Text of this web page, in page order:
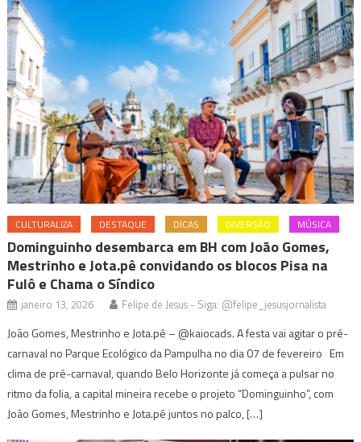
CULTURALIZA DESTAQUE DICAS DIVERSÃO MÚSICA
Dominguinho desembarca em BH com João Gomes,
Mestrinho e Jota.pê convidando os blocos Pisa na
Fulô e Chama o Síndico
janeiro 13, 2026 Felipe de Jesus - Siga: @felipe_jesusjornalista
João Gomes, Mestrinho e Jota.pê – @kaiocads. A festa vai agitar o pré-
carnaval no Parque Ecológico da Pampulha no dia 07 de fevereiro Em
clima de pré-carnaval, quando Belo Horizonte já começa a pulsar no
ritmo da folia, a capital mineira recebe o projeto “Dominguinho”, com
João Gomes, Mestrinho e Jota.pê juntos no palco, […]